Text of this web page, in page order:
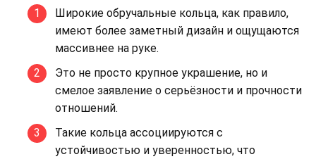
Широкие обручальные кольца, как правило,
имеют более заметный дизайн и ощущаются
массивнее на руке.
Это не просто крупное украшение, но и
смелое заявление о серьёзности и прочности
отношений.
Такие кольца ассоциируются с
устойчивостью и уверенностью, что